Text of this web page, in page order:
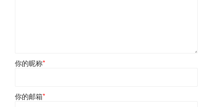
你的昵称*
你的邮箱*